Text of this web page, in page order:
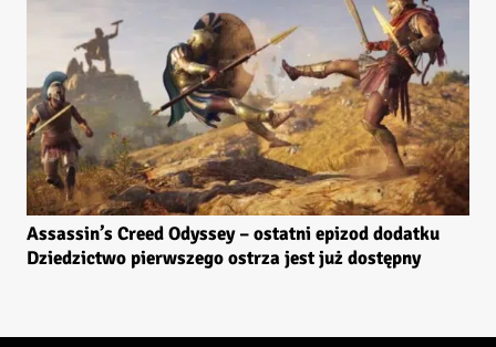
Assassin’s Creed Odyssey – ostatni epizod dodatku
Dziedzictwo pierwszego ostrza jest już dostępny